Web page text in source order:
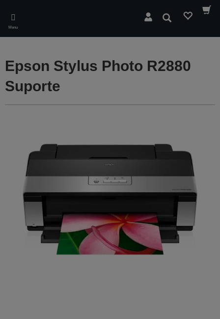
main
content
Menu
Pesquisar
Epson Stylus Photo R2880
Suporte